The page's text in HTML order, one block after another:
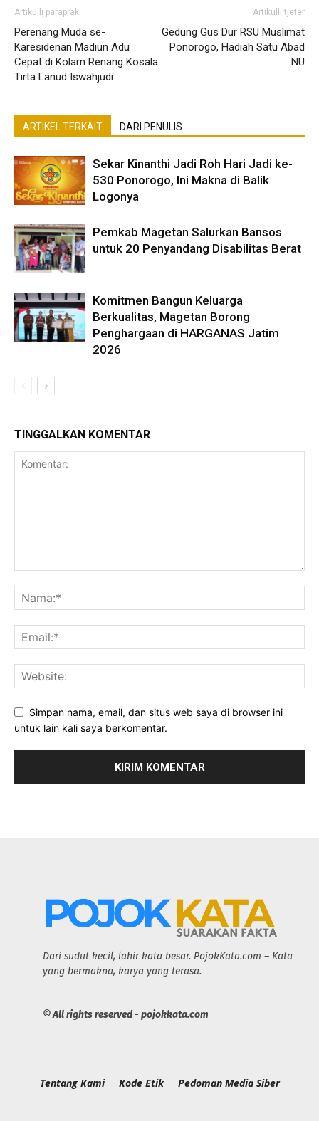
Artikulli paraprak
Perenang Muda se-
Karesidenan Madiun Adu
Cepat di Kolam Renang Kosala
Tirta Lanud Iswahjudi
Artikulli tjetër
Gedung Gus Dur RSU Muslimat
Ponorogo, Hadiah Satu Abad
NU
ARTIKEL TERKAIT DARI PENULIS
Sekar Kinanthi Jadi Roh Hari Jadi ke-
530 Ponorogo, Ini Makna di Balik
Logonya
Pemkab Magetan Salurkan Bansos
untuk 20 Penyandang Disabilitas Berat
Komitmen Bangun Keluarga
Berkualitas, Magetan Borong
Penghargaan di HARGANAS Jatim
2026
TINGGALKAN KOMENTAR
Simpan nama, email, dan situs web saya di browser ini
untuk lain kali saya berkomentar.
Dari sudut kecil, lahir kata besar. PojokKata.com – Kata
yang bermakna, karya yang terasa.
© All rights reserved - pojokkata.com
Tentang Kami Kode Etik Pedoman Media Siber